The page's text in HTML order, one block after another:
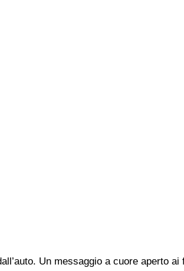
Un messaggio a cuore aperto